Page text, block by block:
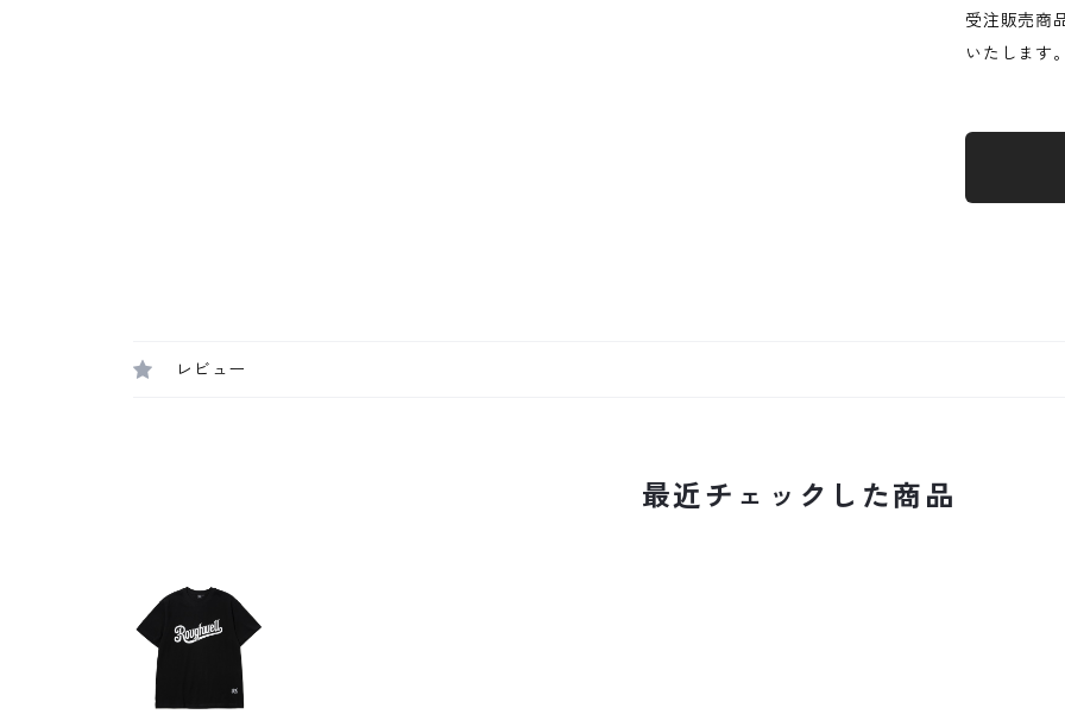
受注販売商
いたします
レビュー
最近チェックした商品